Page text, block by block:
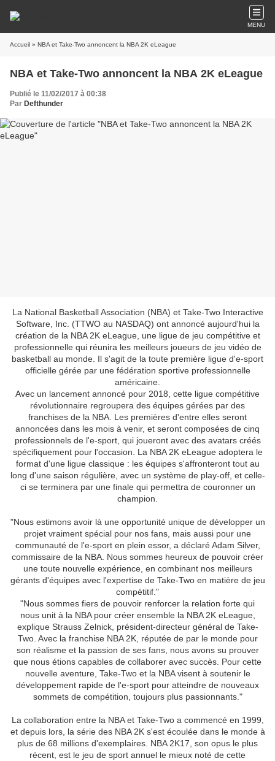
MENU
Accueil » NBA et Take-Two annoncent la NBA 2K eLeague
NBA et Take-Two annoncent la NBA 2K eLeague
Publié le 11/02/2017 à 00:38
Par Defthunder
La National Basketball Association (NBA) et Take-Two Interactive
Software, Inc. (TTWO au NASDAQ) ont annoncé aujourd'hui la
création de la NBA 2K eLeague, une ligue de jeu compétitive et
professionnelle qui réunira les meilleurs joueurs de jeu vidéo de
basketball au monde. Il s'agit de la toute première ligue d'e-sport
officielle gérée par une fédération sportive professionnelle
américaine.
Avec un lancement annoncé pour 2018, cette ligue compétitive
révolutionnaire regroupera des équipes gérées par des
franchises de la NBA. Les premières d'entre elles seront
annoncées dans les mois à venir, et seront composées de cinq
professionnels de l'e-sport, qui joueront avec des avatars créés
spécifiquement pour l'occasion. La NBA 2K eLeague adoptera le
format d'une ligue classique : les équipes s'affronteront tout au
long d'une saison régulière, avec un système de play-off, et celle-
ci se terminera par une finale qui permettra de couronner un
champion.
"Nous estimons avoir là une opportunité unique de développer un
projet vraiment spécial pour nos fans, mais aussi pour une
communauté de l'e-sport en plein essor, a déclaré Adam Silver,
commissaire de la NBA. Nous sommes heureux de pouvoir créer
une toute nouvelle expérience, en combinant nos meilleurs
gérants d'équipes avec l'expertise de Take-Two en matière de jeu
compétitif."
"Nous sommes fiers de pouvoir renforcer la relation forte qui
nous unit à la NBA pour créer ensemble la NBA 2K eLeague,
explique Strauss Zelnick, président-directeur général de Take-
Two. Avec la franchise NBA 2K, réputée de par le monde pour
son réalisme et la passion de ses fans, nous avons su prouver
que nous étions capables de collaborer avec succès. Pour cette
nouvelle aventure, Take-Two et la NBA visent à soutenir le
développement rapide de l'e-sport pour atteindre de nouveaux
sommets de compétition, toujours plus passionnants."
La collaboration entre la NBA et Take-Two a commencé en 1999,
et depuis lors, la série des NBA 2K s'est écoulée dans le monde à
plus de 68 millions d'exemplaires. NBA 2K17, son opus le plus
récent, est le jeu de sport annuel le mieux noté de cette